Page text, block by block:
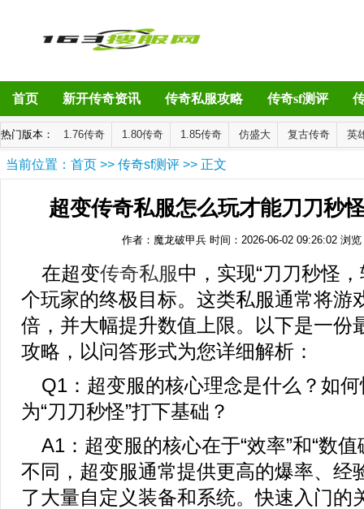
首页 新开传奇资讯 传奇私服攻略 传奇sf测评
热门版本： 1.76传奇 1.80传奇 1.85传奇 仿盛大 复古传奇 英
当前位置： 首页 >> 传奇sf测评 >> 正文
超变传奇私服怎么玩才能刀刀秒
作者：魔龙破甲兵 时间：2026-06-02 09:26:02 浏览
在超变传奇私服中，实现“刀刀秒怪
个玩家的终极目标。这类私服通常将游
倍，并大幅提升数值上限。以下是一份
攻略，以问答形式为您详细解析：
Q1：超变服的核心理念是什么？如
为“刀刀秒怪”打下基础？
A1：超变服的核心在于“效率”和“数
不同，超变服通常提供更高的爆率、经
了大量自定义装备和系统。快速入门的